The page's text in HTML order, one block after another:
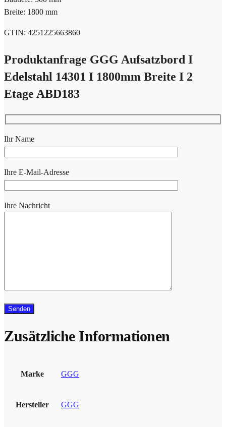
Breite: 1800 mm
GTIN: 4251225663860
Produktanfrage GGG Aufsatzbord I
Edelstahl 14301 I 1800mm Breite I 2
Etage ABD183
Ihr Name
Ihre E-Mail-Adresse
Ihre Nachricht
Zusätzliche Informationen
Marke GGG
Hersteller GGG